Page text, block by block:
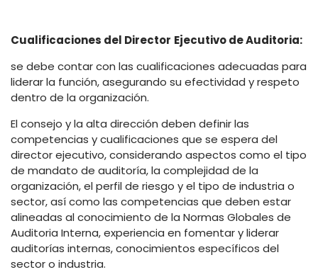
Cualificaciones del Director Ejecutivo de Auditoria:
se debe contar con las cualificaciones adecuadas para
liderar la función, asegurando su efectividad y respeto
dentro de la organización.
El consejo y la alta dirección deben definir las
competencias y cualificaciones que se espera del
director ejecutivo, considerando aspectos como el tipo
de mandato de auditoría, la complejidad de la
organización, el perfil de riesgo y el tipo de industria o
sector, así como las competencias que deben estar
alineadas al conocimiento de la Normas Globales de
Auditoria Interna, experiencia en fomentar y liderar
auditorías internas, conocimientos específicos del
sector o industria.